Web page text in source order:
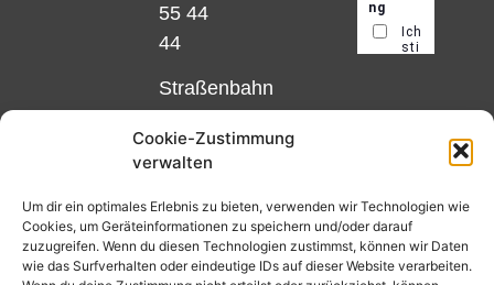
Cookie-Zustimmung
verwalten
Um dir ein optimales Erlebnis zu bieten, verwenden wir Technologien wie
Cookies, um Geräteinformationen zu speichern und/oder darauf
zuzugreifen. Wenn du diesen Technologien zustimmst, können wir Daten
wie das Surfverhalten oder eindeutige IDs auf dieser Website verarbeiten.
55 44
44
Straßenbahn
und 12,
Matthias-
Beltz-
Platz